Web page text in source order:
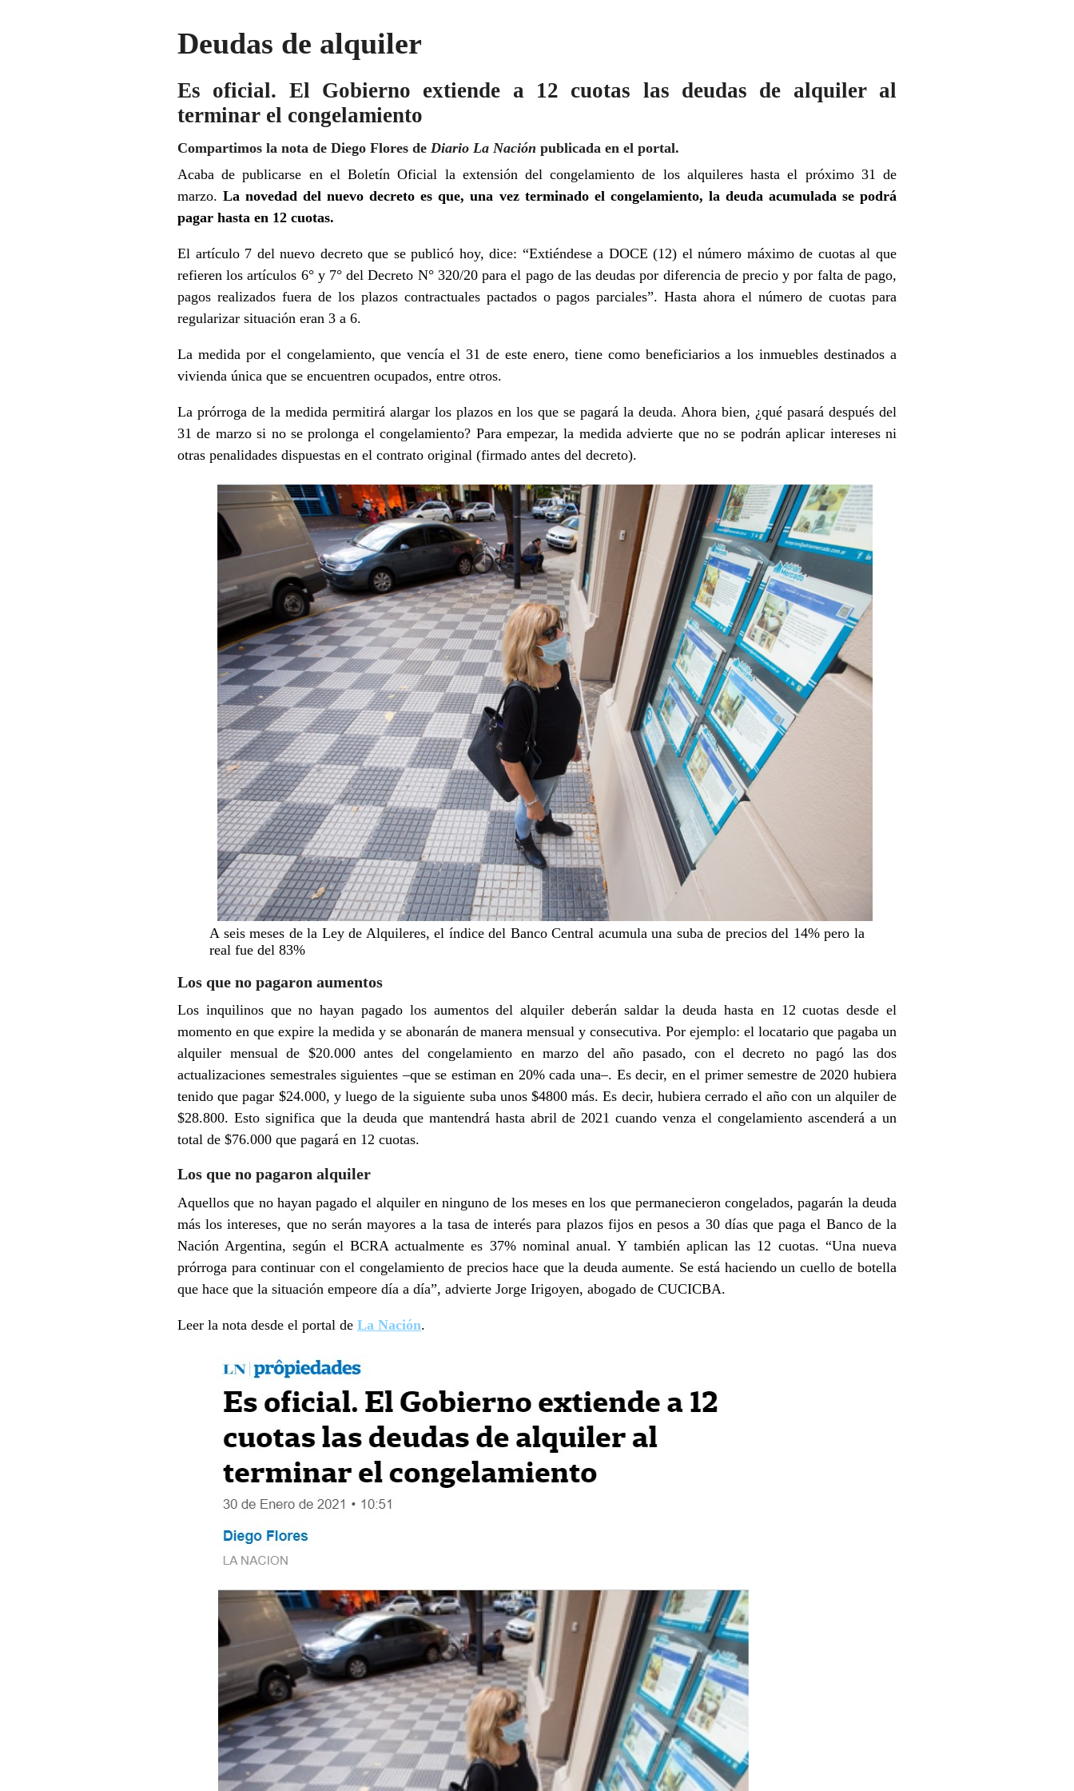
Deudas de alquiler
Es oficial. El Gobierno extiende a 12 cuotas las deudas de alquiler al
terminar el congelamiento
Compartimos la nota de Diego Flores de Diario La Nación publicada en el portal.
Acaba de publicarse en el Boletín Oficial la extensión del congelamiento de los alquileres hasta el próximo 31 de
marzo.La novedad del nuevo decreto es que, una vez terminado el congelamiento, la deuda acumulada se podrá
pagar hasta en 12 cuotas.
El artículo 7 del nuevo decreto que se publicó hoy, dice: “Extiéndese a DOCE (12) el número máximo de cuotas al que
refieren los artículos 6° y 7° del Decreto N° 320/20 para el pago de las deudas por diferencia de precio y por falta de pago,
pagos realizados fuera de los plazos contractuales pactados o pagos parciales”. Hasta ahora el número de cuotas para
regularizar situación eran 3 a 6.
La medida por el congelamiento, que vencía el 31 de este enero, tiene como beneficiarios a los inmuebles destinados a
vivienda única que se encuentren ocupados, entre otros.
La prórroga de la medida permitirá alargar los plazos en los que se pagará la deuda. Ahora bien, ¿qué pasará después del
31 de marzo si no se prolonga el congelamiento? Para empezar, la medida advierte que no se podrán aplicar intereses ni
otras penalidades dispuestas en el contrato original (firmado antes del decreto).
A seis meses de la Ley de Alquileres, el índice del Banco Central acumula una suba de precios del 14% pero la
real fue del 83%
Los que no pagaron aumentos
Los inquilinos que no hayan pagado los aumentos del alquiler deberán saldar la deuda hasta en 12 cuotas desde el
momento en que expire la medida y se abonarán de manera mensual y consecutiva. Por ejemplo: el locatario que pagaba un
alquiler mensual de $20.000 antes del congelamiento en marzo del año pasado, con el decreto no pagó las dos
actualizaciones semestrales siguientes –que se estiman en 20% cada una–. Es decir, en el primer semestre de 2020 hubiera
tenido que pagar $24.000, y luego de la siguiente suba unos $4800 más. Es decir, hubiera cerrado el año con un alquiler de
$28.800. Esto significa que la deuda que mantendrá hasta abril de 2021 cuando venza el congelamiento ascenderá a un
total de $76.000 que pagará en 12 cuotas.
Los que no pagaron alquiler
Aquellos que no hayan pagado el alquiler en ninguno de los meses en los que permanecieron congelados, pagarán la deuda
más los intereses, que no serán mayores a la tasa de interés para plazos fijos en pesos a 30 días que paga el Banco de la
Nación Argentina, según el BCRA actualmente es 37% nominal anual. Y también aplican las 12 cuotas. “Una nueva
prórroga para continuar con el congelamiento de precios hace que la deuda aumente. Se está haciendo un cuello de botella
que hace que la situación empeore día a día”, advierte Jorge Irigoyen, abogado de CUCICBA.
Leer la nota desde el portal de La Nación.